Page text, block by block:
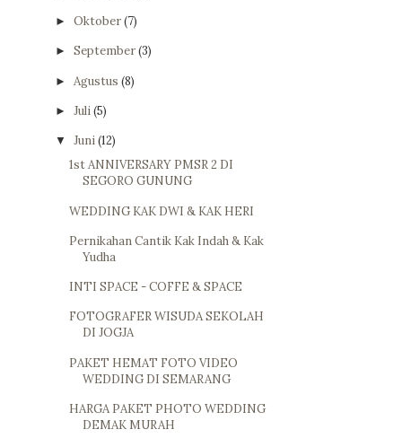
► Oktober(7)
► September(3)
► Agustus (8)
► Juli(5)
▼ Juni(12)
1st ANNIVERSARY PMSR 2 DI
SEGORO GUNUNG
WEDDING KAK DWI & KAK HERI
Pernikahan Cantik Kak Indah & Kak
Yudha
INTI SPACE - COFFE & SPACE
FOTOGRAFER WISUDA SEKOLAH
DI JOGJA
PAKET HEMAT FOTO VIDEO
WEDDING DI SEMARANG
HARGA PAKET PHOTO WEDDING
DEMAK MURAH